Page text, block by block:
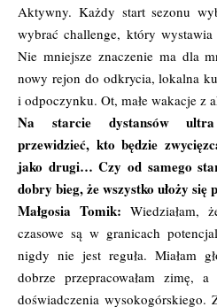
Aktywny. Każdy start sezonu
wybrać challenge, który
Nie mniejsze znaczenie ma dla
nowy rejon do odkrycia, lokalna
i odpoczynku. Ot, małe wakacje z
Na starcie dystansów
przewidzieć, kto będzie
jako drugi… Czy od samego
dobry bieg, że wszystko ułoży się
Małgosia Tomik: Wiedziałam,
czasowe są w granicach
nigdy nie jest reguła. Miałam
dobrze przepracowałam zimę,
doświadczenia wysokogórskiego.